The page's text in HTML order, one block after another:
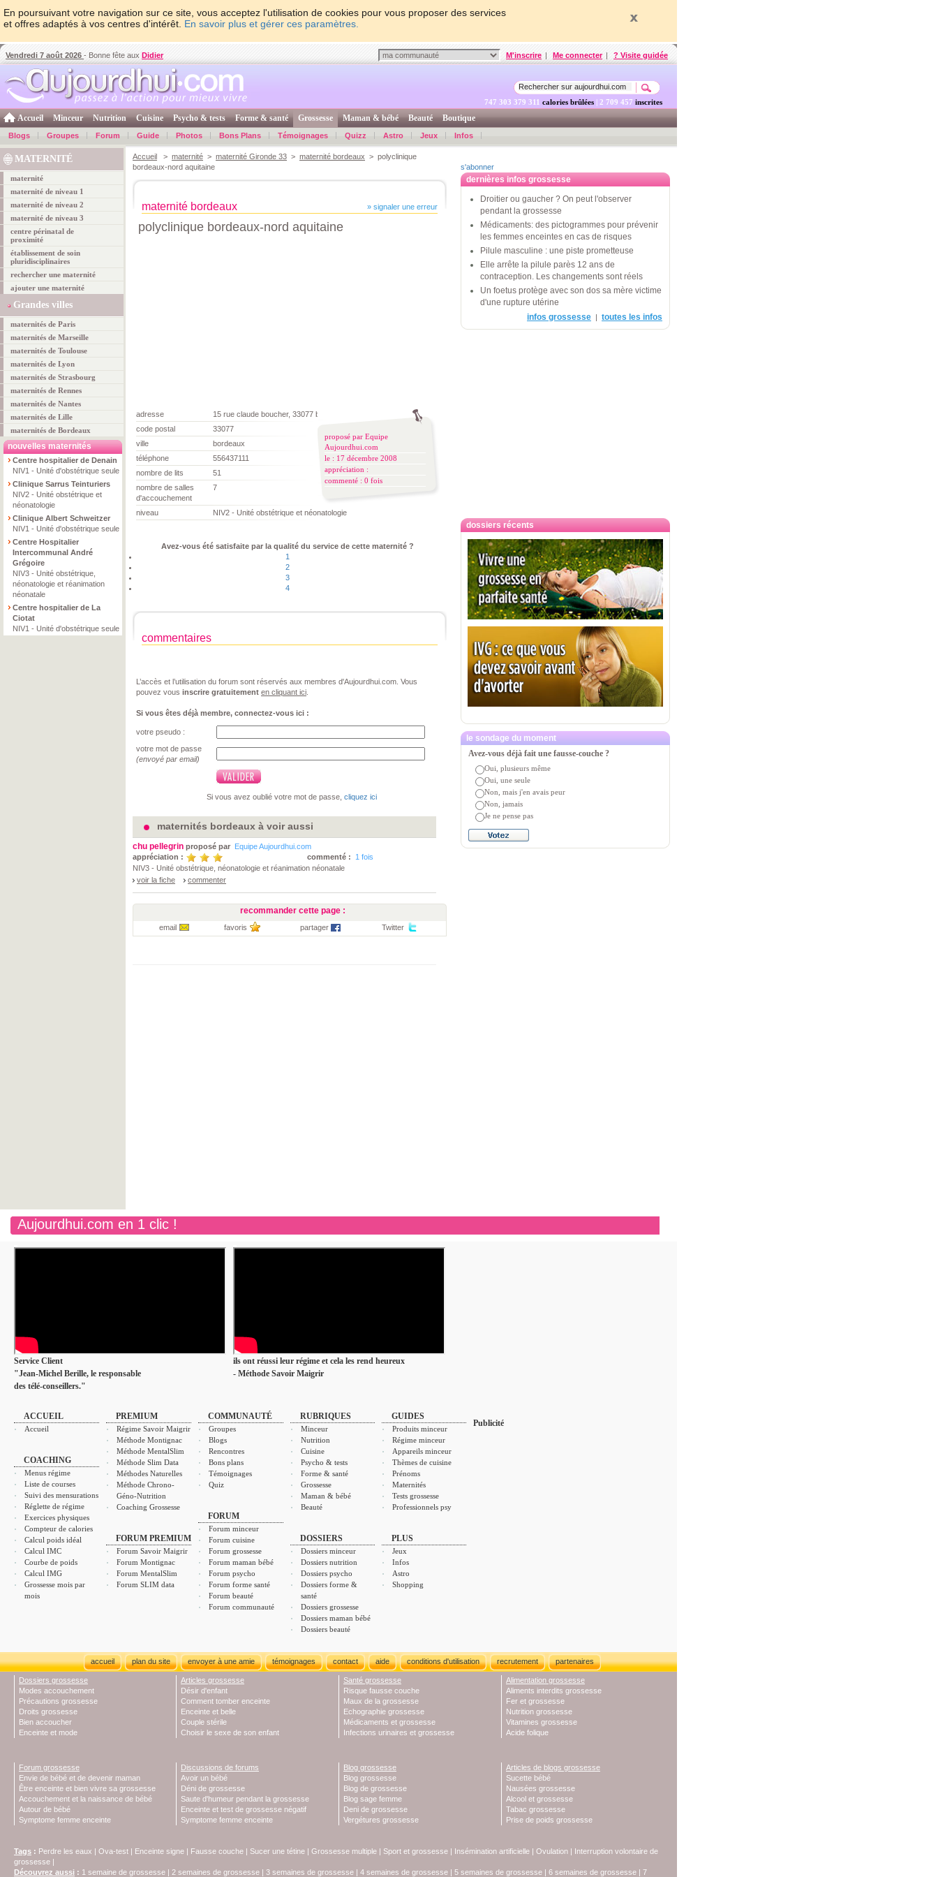
En poursuivant votre navigation sur ce site, vous acceptez l'utilisation de cookies pour vous proposer des services
et offres adaptés à vos centres d'intérêt. En savoir plus et gérer ces paramètres.
Vendredi 7 août 2026 - Bonne fête aux Didier M'inscrire | Me connecter | ? Visite guidée
747 303 380 610 calories brûlées | 2 709 457 inscrites
Accueil Minceur Nutrition Cuisine Psycho & tests Forme & santé Grossesse Maman & bébé Beauté Boutique
Blogs Groupes Forum Guide Photos Bons Plans Témoignages Quizz Astro Jeux Infos
MATERNITÉ
maternité
maternité de niveau 1
maternité de niveau 2
maternité de niveau 3
centre périnatal de
proximité
établissement de soin
pluridisciplinaires
rechercher une maternité
ajouter une maternité
Grandes villes
maternités de Paris
maternités de Marseille
maternités de Toulouse
maternités de Lyon
maternités de Strasbourg
maternités de Rennes
maternités de Nantes
maternités de Lille
maternités de Bordeaux
nouvelles maternités
Centre hospitalier de Denain
NIV1 - Unité d'obstétrique seule
Clinique Sarrus Teinturiers
NIV2 - Unité obstétrique et
néonatologie
Clinique Albert Schweitzer
NIV1 - Unité d'obstétrique seule
Centre Hospitalier
Intercommunal André
Grégoire
NIV3 - Unité obstétrique,
néonatologie et réanimation
néonatale
Centre hospitalier de La
Ciotat
NIV1 - Unité d'obstétrique seule
Accueil > maternité > maternité Gironde 33 > maternité bordeaux > polyclinique
bordeaux-nord aquitaine
maternité bordeaux » signaler une erreur
polyclinique bordeaux-nord aquitaine
proposé par Equipe
Aujourdhui.com
le : 17 décembre 2008
appréciation :
commenté : 0 fois
adresse
15 rue claude boucher, 33077 bordeaux
code postal
33077
ville
bordeaux
téléphone
556437111
nombre de lits
51
nombre de salles
d'accouchement
7
niveau NIV2 - Unité obstétrique et néonatologie
Avez-vous été satisfaite par la qualité du service de cette maternité ?
1
2
3
4
commentaires
L’accès et l’utilisation du forum sont réservés aux membres d'Aujourdhui.com. Vous
pouvez vous inscrire gratuitement en cliquant ici
Si vous êtes déjà membre, connectez-vous ici :
votre pseudo :
votre mot de passe
(envoyé par email)
Si vous avez oublié votre mot de passe, cliquez ici
maternités bordeaux à voir aussi
chu pellegrin proposé par Equipe Aujourdhui.com
appréciation :
commenté :
1 fois
NIV3 - Unité obstétrique, néonatologie et réanimation néonatale
voir la fiche
commenter
recommander cette page :
email favoris partager Twitter
s'abonner
dernières infos grossesse
Droitier ou gaucher ? On peut l'observer
pendant la grossesse
Médicaments: des pictogrammes pour prévenir
les femmes enceintes en cas de risques
Pilule masculine : une piste prometteuse
Elle arrête la pilule parès 12 ans de
contraception. Les changements sont réels
Un foetus protège avec son dos sa mère victime
d'une rupture utérine
infos grossesse | toutes les infos
dossiers récents
le sondage du moment
Avez-vous déjà fait une fausse-couche ?
Oui, plusieurs même
Oui, une seule
Non, mais j'en avais peur
Non, jamais
Je ne pense pas
Aujourdhui.com en 1 clic !
Service Client
"Jean-Michel Berille, le responsable
des télé-conseillers."
ils ont réussi leur régime et cela les rend heureux
- Méthode Savoir Maigrir
ACCUEIL
Accueil
COACHING
Menus régime
Liste de courses
Suivi des mensurations
Réglette de régime
Exercices physiques
Compteur de calories
Calcul poids idéal
Calcul IMC
Courbe de poids
Calcul IMG
Grossesse mois par
mois
PREMIUM
Régime Savoir Maigrir
Méthode Montignac
Méthode MentalSlim
Méthode Slim Data
Méthodes Naturelles
Méthode Chrono-
Géno-Nutrition
Coaching Grossesse
FORUM PREMIUM
Forum Savoir Maigrir
Forum Montignac
Forum MentalSlim
Forum SLIM data
COMMUNAUTÉ
Groupes
Blogs
Rencontres
Bons plans
Témoignages
Quiz
FORUM
Forum minceur
Forum cuisine
Forum grossesse
Forum maman bébé
Forum psycho
Forum forme santé
Forum beauté
Forum communauté
RUBRIQUES
Minceur
Nutrition
Cuisine
Psycho & tests
Forme & santé
Grossesse
Maman & bébé
Beauté
DOSSIERS
Dossiers minceur
Dossiers nutrition
Dossiers psycho
Dossiers forme &
santé
Dossiers grossesse
Dossiers maman bébé
Dossiers beauté
GUIDES
Produits minceur
Régime minceur
Appareils minceur
Thèmes de cuisine
Prénoms
Maternités
Tests grossesse
Professionnels psy
PLUS
Jeux
Infos
Astro
Shopping
Publicité
accueil plan du site envoyer à une amie témoignages contact aide conditions d'utilisation recrutement partenaires
Dossiers grossesse
Modes accouchement
Précautions grossesse
Droits grossesse
Bien accoucher
Enceinte et mode
Articles grossesse
Désir d'enfant
Comment tomber enceinte
Enceinte et belle
Couple stérile
Choisir le sexe de son enfant
Santé grossesse
Risque fausse couche
Maux de la grossesse
Echographie grossesse
Médicaments et grossesse
Infections urinaires et grossesse
Alimentation grossesse
Aliments interdits grossesse
Fer et grossesse
Nutrition grossesse
Vitamines grossesse
Acide folique
Forum grossesse
Envie de bébé et de devenir maman
Être enceinte et bien vivre sa grossesse
Accouchement et la naissance de bébé
Autour de bébé
Symptome femme enceinte
Discussions de forums
Avoir un bébé
Déni de grossesse
Saute d'humeur pendant la grossesse
Enceinte et test de grossesse négatif
Symptome femme enceinte
Blog grossesse
Blog grossesse
Blog de grossesse
Blog sage femme
Deni de grossesse
Vergétures grossesse
Articles de blogs grossesse
Sucette bébé
Nausées grossesse
Alcool et grossesse
Tabac grossesse
Prise de poids grossesse
Tags : Perdre les eaux | Ova-test | Enceinte signe | Fausse couche | Sucer une tétine | Grossesse multiple | Sport et grossesse | Insémination artificielle | Ovulation | Interruption volontaire de
grossesse |
Découvrez aussi : 1 semaine de grossesse | 2 semaines de grossesse | 3 semaines de grossesse | 4 semaines de grossesse | 5 semaines de grossesse | 6 semaines de grossesse | 7